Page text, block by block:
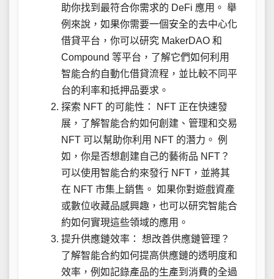
助你找到最符合你需求的 DeFi 應用。 舉
例來說，如果你需要一個安全的去中心化
借貸平台，你可以研究 MakerDAO 和
Compound 等平台，了解它們如何利用
智能合約自動化借貸流程，並比較不同平
台的利率和抵押品要求。
探索 NFT 的可能性： NFT 正在快速發
展，了解智能合約如何創建、管理和交易
NFT 可以幫助你利用 NFT 的潛力。 例
如，你是否想創建自己的藝術品 NFT？
可以使用智能合約來發行 NFT，並將其
在 NFT 市集上銷售。 如果你對遊戲資產
或數位收藏品感興趣，也可以研究智能合
約如何實現這些領域的應用。
提升供應鏈效率： 想改善供應鏈管理？
了解智能合約如何提高供應鏈的透明度和
效率，例如記錄產品的生產到消費的全過